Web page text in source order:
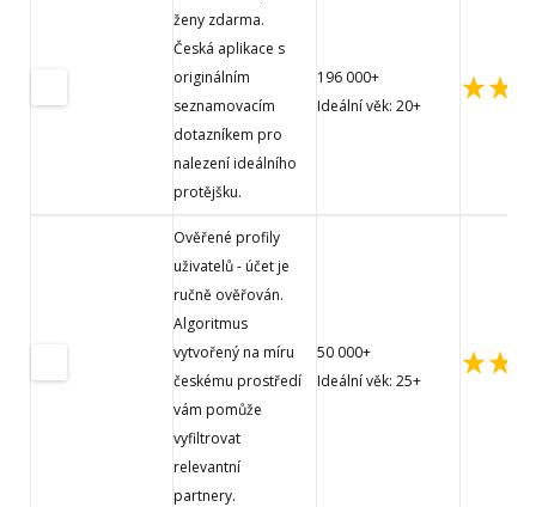
ženy zdarma.
Česká aplikace s
originálním
seznamovacím
dotazníkem pro
nalezení ideálního
protějšku.
196 000+
Ideální věk: 20+
Ověřené profily
uživatelů - účet je
ručně ověřován.
Algoritmus
vytvořený na míru
českému prostředí
vám pomůže
vyfiltrovat
relevantní
partnery.
50 000+
Ideální věk: 25+